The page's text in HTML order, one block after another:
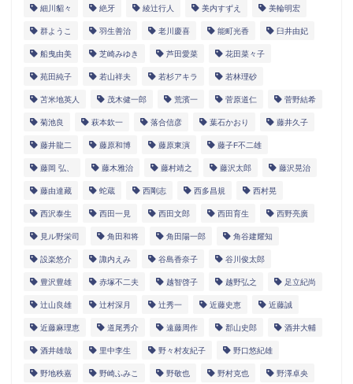
細川貂々 絶牙 綾辻行人 美内すずえ 美輪明宏
群ようこ 羽生善治 老川慶喜 能町光香 臼井由妃
船曳由美 芝崎みゆき 芦田愛菜 花田菜々子
苑田純子 若山祥夫 若杉アキラ 若林理砂
苫米地英人 茂木健一郎 荒濱一 菅原道仁 菅野結希
菊池良 萩本欽一 落合信彦 葉石かおり 藤井久子
藤井龍二 藤原和博 藤原東演 藤子F不二雄
藤岡 弘、 藤木雅治 藤村靖之 藤沢太郎 藤沢晃治
藤由達藏 蛇蔵 西剛志 西多昌規 西村晃
西沢泰生 西田一見 西田文郎 西田育生 西野亮廣
見ル野栄司 角田和将 角田陽一郎 角谷建耀知
設楽悠介 諏内えみ 谷島香奈子 谷川俊太郎
豊沢豊雄 赤塚不二夫 越智啓子 越野弘之 足立紀尚
辻山良雄 辻村深月 辻秀一 近藤史恵 近藤誠
近藤麻理恵 道尾秀介 遠藤周作 郡山史郎 酒井大輔
酒井雄哉 里中李生 野々村友紀子 野口悠紀雄
野地秩嘉 野崎ふみこ 野敬也 野村克也 野澤卓央